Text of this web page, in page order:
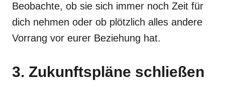
Beobachte, ob sie sich immer noch Zeit für
dich nehmen oder ob plötzlich alles andere
Vorrang vor eurer Beziehung hat.
3. Zukunftspläne schließen